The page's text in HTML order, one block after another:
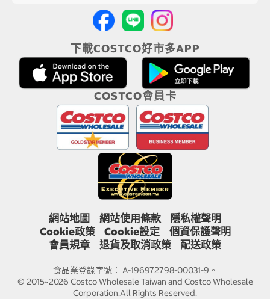
下載COSTCO好市多APP
COSTCO會員卡
網站地圖 網站使用條款
隱私權聲明
Cookie政策
Cookie設定
個資保護聲明
會員規章
退貨及取消政策 配送政策
食品業登錄字號： A-196972798-00031-9。
© 2015~2026 Costco Wholesale Taiwan and Costco Wholesale
Corporation.All Rights Reserved.